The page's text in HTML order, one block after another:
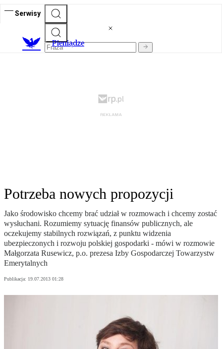
Serwisy
Pieniądze
Potrzeba nowych propozycji
Jako środowisko chcemy brać udział w rozmowach i chcemy zostać
wysłuchani. Rozumiemy sytuację finansów publicznych, ale
oczekujemy stabilnych rozwiązań, z punktu widzenia
ubezpieczonych i rozwoju polskiej gospodarki - mówi w rozmowie
Małgorzata Rusewicz, p.o. prezesa Izby Gospodarczej Towarzystw
Emerytalnych
Publikacja: 19.07.2013 01:28